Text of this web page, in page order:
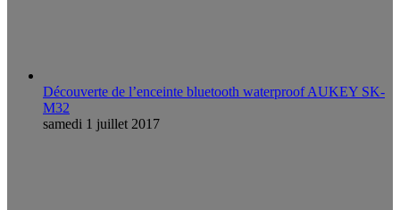
Découverte de l’enceinte bluetooth waterproof AUKEY SK-
M32
samedi 1 juillet 2017